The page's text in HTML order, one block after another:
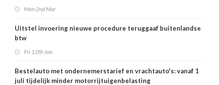
Mon 2nd Mar
Uitstel invoering nieuwe procedure teruggaaf buitenlandse
btw
Fri 12th Jun
Bestelauto met ondernemerstarief en vrachtauto's: vanaf 1
juli tijdelijk minder motorrijtuigenbelasting